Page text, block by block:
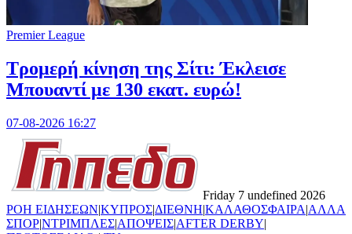
Premier League
Τρομερή κίνηση της Σίτι: Έκλεισε
Μπουαντί με 130 εκατ. ευρώ!
07-08-2026 16:27
Friday 7 undefined 2026
ΡΟΗ ΕΙΔΗΣΕΩΝ|ΚΥΠΡΟΣ|ΔΙΕΘΝΗ|ΚΑΛΑΘΟΣΦΑΙΡΑ|ΑΛΛΑ
ΣΠΟΡ|ΝΤΡΙΜΠΛΕΣ|ΑΠΟΨΕΙΣ|AFTER DERBY|